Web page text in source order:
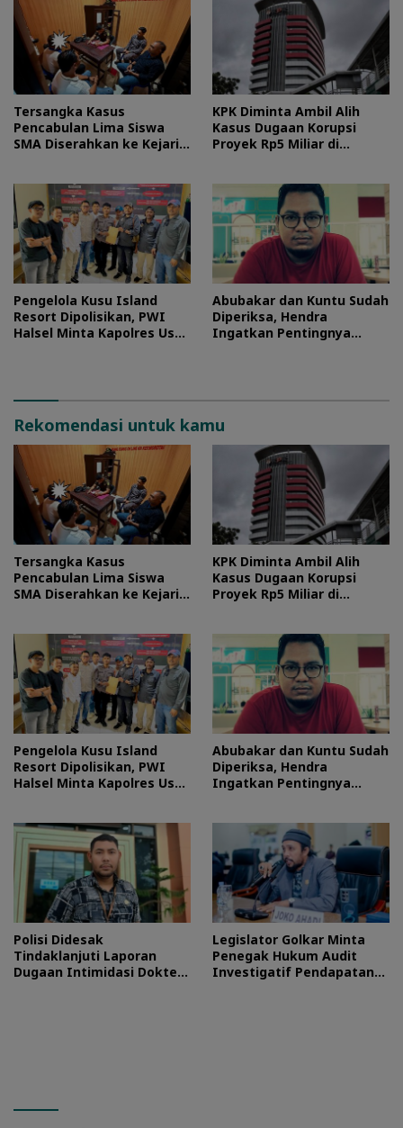
Tersangka Kasus
Pencabulan Lima Siswa
SMA Diserahkan ke Kejari
KPK Diminta Ambil Alih
Kasus Dugaan Korupsi
Proyek Rp5 Miliar di
Pengelola Kusu Island
Resort Dipolisikan, PWI
Halsel Minta Kapolres Usut
Abubakar dan Kuntu Sudah
Diperiksa, Hendra
Ingatkan Pentingnya
Rekomendasi untuk kamu
Tersangka Kasus
Pencabulan Lima Siswa
SMA Diserahkan ke Kejari
KPK Diminta Ambil Alih
Kasus Dugaan Korupsi
Proyek Rp5 Miliar di
Pengelola Kusu Island
Resort Dipolisikan, PWI
Halsel Minta Kapolres Usut
Abubakar dan Kuntu Sudah
Diperiksa, Hendra
Ingatkan Pentingnya
Polisi Didesak
Tindaklanjuti Laporan
Dugaan Intimidasi Dokter
Legislator Golkar Minta
Penegak Hukum Audit
Investigatif Pendapatan